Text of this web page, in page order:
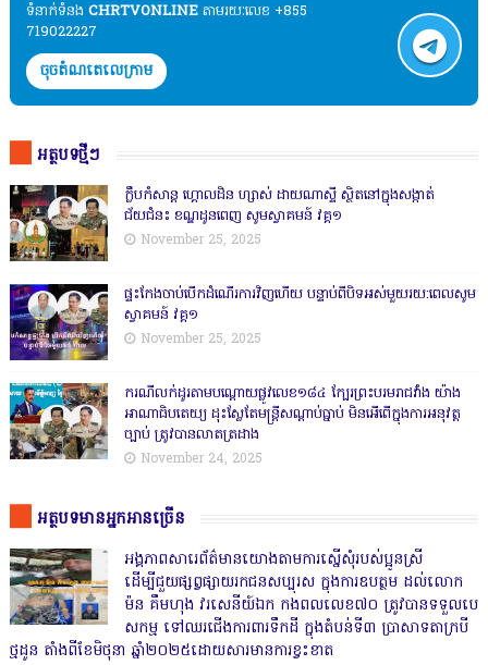
ទំនាក់ទំនង​​ CHRTVONLINE តាមរយៈលេខ +855
719022227
ចុចតំណតេលេក្រាម
អត្ថបទថ្មីៗ
ក្លឹបកំសាន្ត ហ្គោលដិន ហ្សាស់ ដាយណាស្ទី ស្ថិតនៅក្នុងសង្កាត់
ជ័យជំនះ ខណ្ឌដូនពេញ សូមស្វាគមន៍ វគ្គ១
November 25, 2025
ផ្ទះកែងចាប់បើកដំណើរការវិញហើយ បន្ទាប់ពីបិទអស់មួយរយ:ពេលសូម
ស្វាគមន៍ វគ្គ១
November 25, 2025
ករណីលក់ដូរតាមបណ្តោយផ្លូវលេខ១៨៤ ក្បែរព្រះបរមរាជវាំង យ៉ាង
អាណាធិបតេយ្យ ដុះស្លែតែមន្ត្រីសណ្តាប់ធ្នាប់ មិនអើពើក្នុងការអនុវត្ត
ច្បាប់ ត្រូវបានលាតត្រដាង
November 24, 2025
អត្ថបទមានអ្នកអានច្រើន
អង្គភាពសារេព័ត៌មានយោងតាមការស្នើសុំរបស់ប្អូនស្រី
ដើម្បីជួយផ្សព្វផ្សាយរកជនសប្បុរស ក្នុងការឧបត្ថម ដល់លោក
ម៉ន គឹមហុង វរសេនីយ៍ឯក កងពលលេខ៧០ ត្រូវបានទទួលបេ
សកម្ម ទៅឈរជើងការពារទឹកដី ក្នុងតំបន់ទី៣ ប្រាសាទតាក្របី
ថ្មដូន តាំងពីខែមិថុនា ឆ្នាំ២០២៥ដោយសារមានការខ្វះខាត